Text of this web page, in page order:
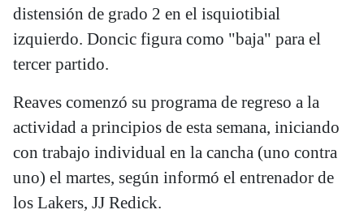
distensión de grado 2 en el isquiotibial
izquierdo. Doncic figura como "baja" para el
tercer partido.
Reaves comenzó su programa de regreso a la
actividad a principios de esta semana, iniciando
con trabajo individual en la cancha (uno contra
uno) el martes, según informó el entrenador de
los Lakers, JJ Redick.